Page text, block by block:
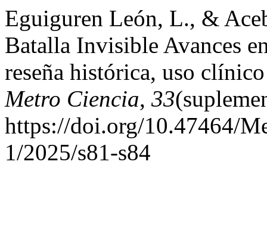
Eguiguren León, L., &
Batalla Invisible Avances
reseña histórica, uso
Metro Ciencia, 33
https://doi.org/10.47464/
1/2025/s81-s84